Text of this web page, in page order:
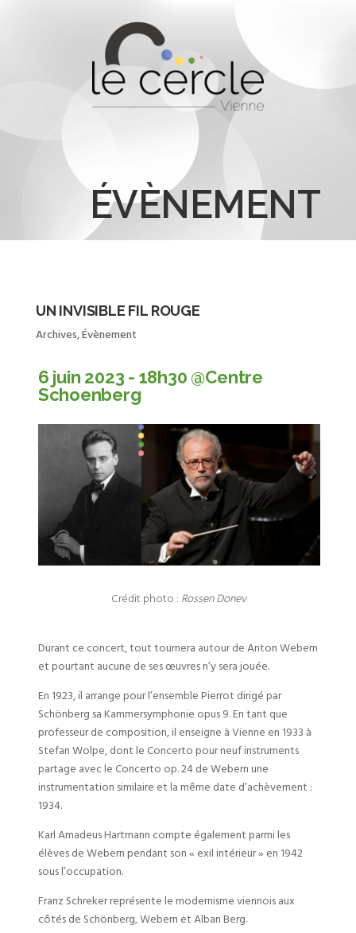
ÉVÈNEMENT
UN INVISIBLE FIL ROUGE
Archives,Évènement
6 juin 2023 - 18h30 @Centre
Schoenberg
Crédit photo : Rossen Donev
Durant ce concert, tout tournera autour de Anton Webern
et pourtant aucune de ses œuvres n’y sera jouée.
En 1923, il arrange pour l’ensemble Pierrot dirigé par
Schönberg sa Kammersymphonie opus 9. En tant que
professeur de composition, il enseigne à Vienne en 1933 à
Stefan Wolpe, dont le Concerto pour neuf instruments
partage avec le Concerto op. 24 de Webern une
instrumentation similaire et la même date d’achèvement :
1934.
Karl Amadeus Hartmann compte également parmi les
élèves de Webern pendant son « exil intérieur » en 1942
sous l’occupation.
Franz Schreker représente le modernisme viennois aux
côtés de Schönberg, Webern et Alban Berg.